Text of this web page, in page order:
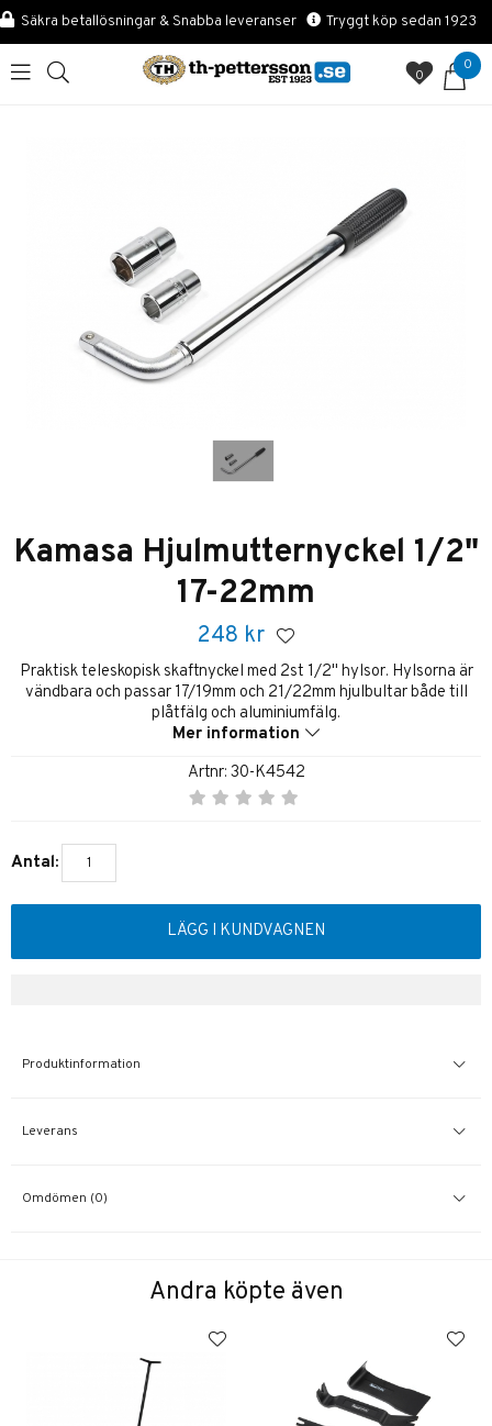
Säkra betallösningar & Snabba leveranser Tryggt köp sedan 1923
0
0
Kamasa Hjulmutternyckel 1/2"
17-22mm
248 kr
Praktisk teleskopisk skaftnyckel med 2st 1/2" hylsor. Hylsorna är
vändbara och passar 17/19mm och 21/22mm hjulbultar både till
plåtfälg och aluminiumfälg.
Mer information
Artnr: 30-K4542
Antal:
LÄGG I KUNDVAGNEN
Produktinformation
Leverans
Omdömen (0)
Andra köpte även